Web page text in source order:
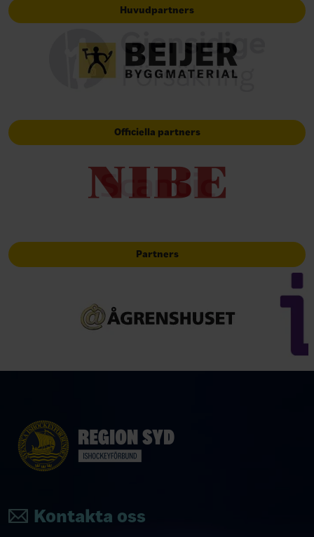
Huvudpartners
Officiella partners
Partners
Kontakta oss